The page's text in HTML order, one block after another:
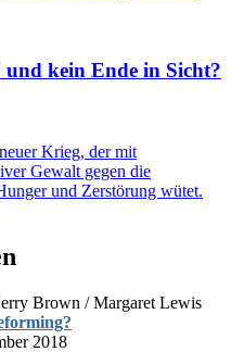
kein Ende in Sicht?
Krieg, der mit
Gewalt gegen die
und Zerstörung wütet.
Brown / Margaret Lewis
2018